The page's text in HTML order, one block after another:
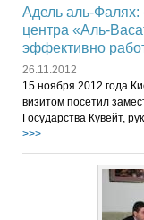
Адель аль-
центра «Аль-
эффективно
26.11.2012
15 ноября 2012 года
визитом посетил
Государства Кувейт,
>>>